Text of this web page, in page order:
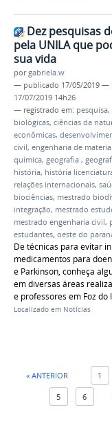
Dez pesquisas
pela UNILA que
sua vida
porgabriela.w
— publicado 17/05/2019 —
17/07/2019 14h26
— registrado em: pesquisa,
biológicas, ciências da
econômicas,
civil, engenharia de
química, geografia ,
história, história
relações internacionais,
biociências, mestrado
integração, mestrado
mestrado engenharia civil,
estudantes, oeste do
De técnicas para evitar
medicamentos para
e Parkinson, conheça
em diversas áreas
e professores em Foz do
Localizado em Notícias
« ANTERIOR 1
5 6